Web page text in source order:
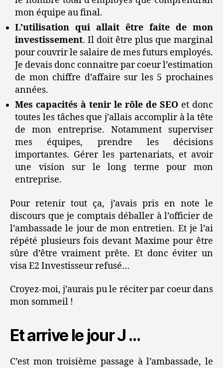
mon équipe au final.
L’utilisation qui allait être faite de mon
investissement. Il doit être plus que marginal
pour couvrir le salaire de mes futurs employés.
Je devais donc connaitre par coeur l’estimation
de mon chiffre d’affaire sur les 5 prochaines
années.
Mes capacités à tenir le rôle de SEO et donc
toutes les tâches que j’allais accomplir à la tête
de mon entreprise. Notamment superviser
mes équipes, prendre les décisions
importantes. Gérer les partenariats, et avoir
une vision sur le long terme pour mon
entreprise.
Pour retenir tout ça, j’avais pris en note le
discours que je comptais déballer à l’officier de
l’ambassade le jour de mon entretien. Et je l’ai
répété plusieurs fois devant Maxime pour être
sûre d’être vraiment prête. Et donc éviter un
visa E2 Investisseur refusé…
Croyez-moi, j’aurais pu le réciter par coeur dans
mon sommeil !
Et arrive le jour J …
C’est mon troisième passage à l’ambassade, le